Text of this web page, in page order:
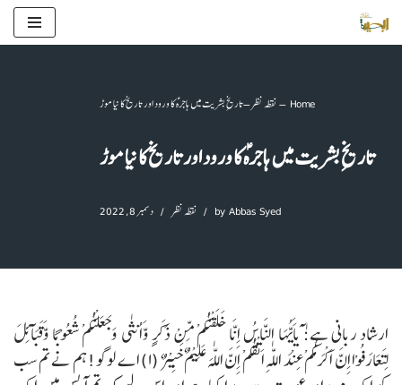
Skip
Home
–نقطہ نظر–تاریخِ بشریت میں ہاجرہؑ کا ورود اور تاریخ کا نیا موڑ
تاریخِ بشریت میں ہاجرہؑ کا ورود اور تاریخ کا نیا موڑ
by Abbas Syed نقطہ نظر دسمبر 8, 2022
ارشاد ربانی ہے:ٰٓیاََیُّہَا النَّاسُ اِِنَّا خَلَقْنٰکُمْ مِّنْ ذَکَرٍ وَّاُنثٰی وَجَعَلْنٰکُمْ شُعُوْبًا وَّقَبَآئِلَ
لِتَعَارَفُوْا اِِنَّ اَکْرَمَکُمْ عِنْدَ اللّٰہِ اَتْقٰکُمْ اِِنَّ اللّٰہَ عَلِیْمٌ خَبِیْرٌ (۱) اے لوگو! ہم نے تم سب